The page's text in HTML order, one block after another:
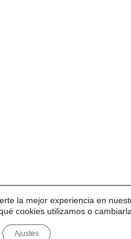
la mejor experiencia en
cookies utilizamos o
Ajustes